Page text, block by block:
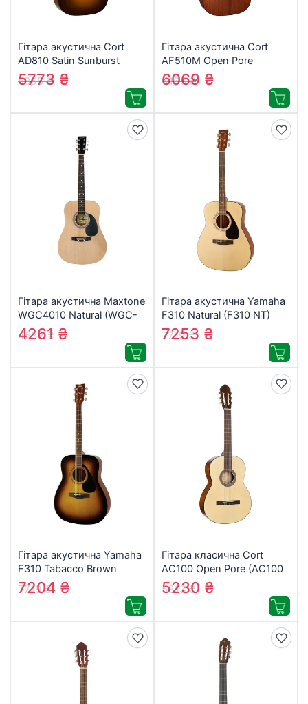
Гітара акустична Cort
AD810 Satin Sunburst
(AD810 SSB)
5865₴
5773 ₴
Гітара акустична Cort
AF510M Open Pore
(AF510M OP)
6165₴
6069 ₴
Гітара акустична Maxtone
WGC4010 Natural (WGC-
4010G/NAT)
4533₴
4261 ₴
Гітара акустична Yamaha
F310 Natural (F310 NT)
7719₴
7253 ₴
Гітара акустична Yamaha
F310 Tabacco Brown
Sunburst (F310 TBS)
7719₴
7204 ₴
Гітара класична Cort
AC100 Open Pore (AC100
OP)
5313₴
5230 ₴